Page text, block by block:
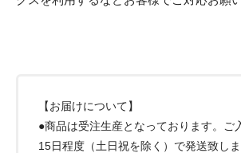
【お届けについて】
●商品は受注生産となっております。ご
15日程度（土日祝を除く）で発送致しま